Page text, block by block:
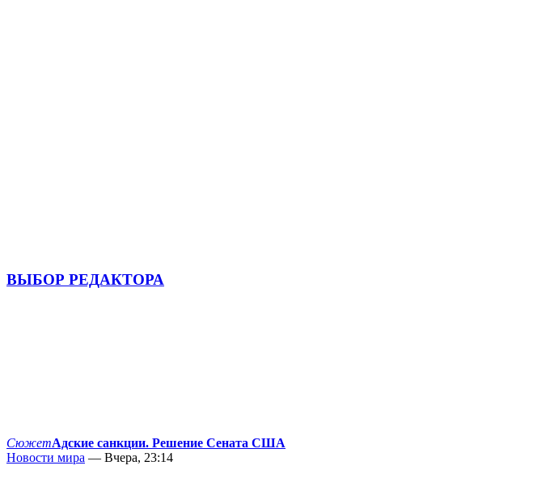
ВЫБОР РЕДАКТОРА
СюжетАдские санкции. Решение Сената США
Новости мира — Вчера, 23:14